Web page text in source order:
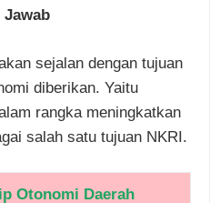
sejalan dengan tujuan
diberikan. Yaitu
rangka meningkatkan
salah satu tujuan NKRI.
Otonomi Daerah